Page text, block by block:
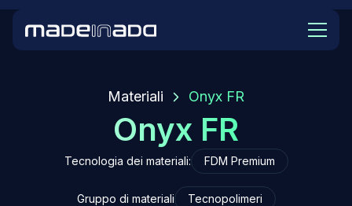
Materiali Onyx FR
Onyx FR
Tecnologia dei materiali: FDM Premium
Gruppo di materiali Tecnopolimeri